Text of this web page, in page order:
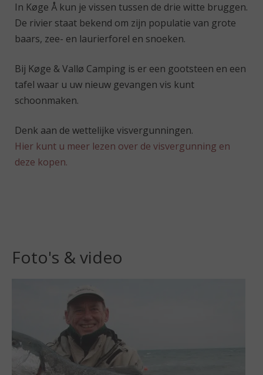
In Køge Å kun je vissen tussen de drie witte bruggen.
De rivier staat bekend om zijn populatie van grote
baars, zee- en laurierforel en snoeken.
Bij Køge & Vallø Camping is er een gootsteen en een
tafel waar u uw nieuw gevangen vis kunt
schoonmaken.
Denk aan de wettelijke visvergunningen.
Hier kunt u meer lezen over de visvergunning en
deze kopen.
Foto's & video